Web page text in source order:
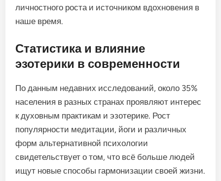
личностного роста и источником вдохновения в
наше время.
Статистика и влияние
эзотерики в современности
По данным недавних исследований, около 35%
населения в разных странах проявляют интерес
к духовным практикам и эзотерике. Рост
популярности медитации, йоги и различных
форм альтернативной психологии
свидетельствует о том, что всё больше людей
ищут новые способы гармонизации своей жизни.